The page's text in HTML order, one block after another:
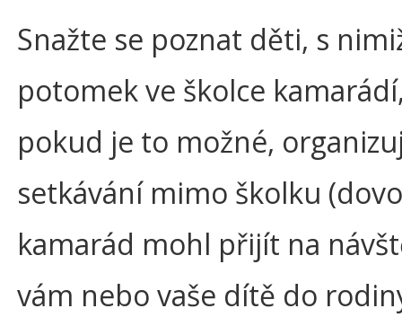
Snažte se poznat děti, s
potomek ve školce
pokud je to možné,
setkávání mimo školku
kamarád mohl přijít na
vám nebo vaše dítě do